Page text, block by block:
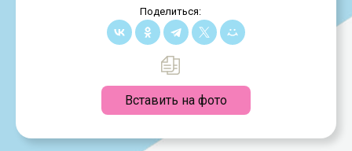
Поделиться:
Вставить на фото